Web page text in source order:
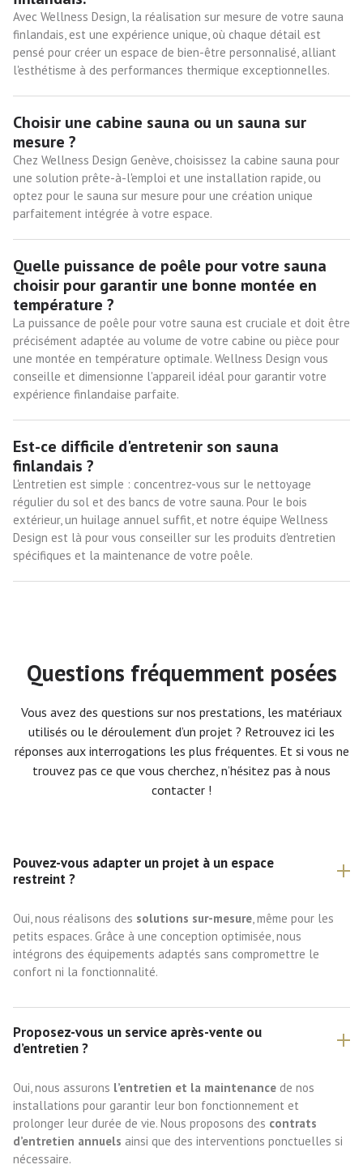
Avec Wellness Design, la réalisation sur mesure de votre sauna
finlandais, est une expérience unique, où chaque détail est
pensé pour créer un espace de bien-être personnalisé, alliant
l'esthétisme à des performances thermique exceptionnelles.
Choisir une cabine sauna ou un sauna sur
mesure ?
Chez Wellness Design Genève, choisissez la cabine sauna pour
une solution prête-à-l'emploi et une installation rapide, ou
optez pour le sauna sur mesure pour une création unique
parfaitement intégrée à votre espace.
Quelle puissance de poêle pour votre sauna
choisir pour garantir une bonne montée en
température ?
La puissance de poêle pour votre sauna est cruciale et doit être
précisément adaptée au volume de votre cabine ou pièce pour
une montée en température optimale. Wellness Design vous
conseille et dimensionne l'appareil idéal pour garantir votre
expérience finlandaise parfaite.
Est-ce difficile d'entretenir son sauna
finlandais ?
L'entretien est simple : concentrez-vous sur le nettoyage
régulier du sol et des bancs de votre sauna. Pour le bois
extérieur, un huilage annuel suffit, et notre équipe Wellness
Design est là pour vous conseiller sur les produits d'entretien
spécifiques et la maintenance de votre poêle.
Questions fréquemment posées
Vous avez des questions sur nos prestations, les matériaux
utilisés ou le déroulement d’un projet ? Retrouvez ici les
réponses aux interrogations les plus fréquentes. Et si vous ne
trouvez pas ce que vous cherchez, n’hésitez pas à nous
contacter !
Pouvez-vous adapter un projet à un espace
restreint ?
Oui, nous réalisons des solutions sur-mesure , même pour les
petits espaces. Grâce à une conception optimisée, nous
intégrons des équipements adaptés sans compromettre le
confort ni la fonctionnalité.
Proposez-vous un service après-vente ou
d’entretien ?
Oui, nous assurons l’entretien et la maintenance de nos
installations pour garantir leur bon fonctionnement et
prolonger leur durée de vie. Nous proposons des contrats
d’entretien annuels ainsi que des interventions ponctuelles si
nécessaire.